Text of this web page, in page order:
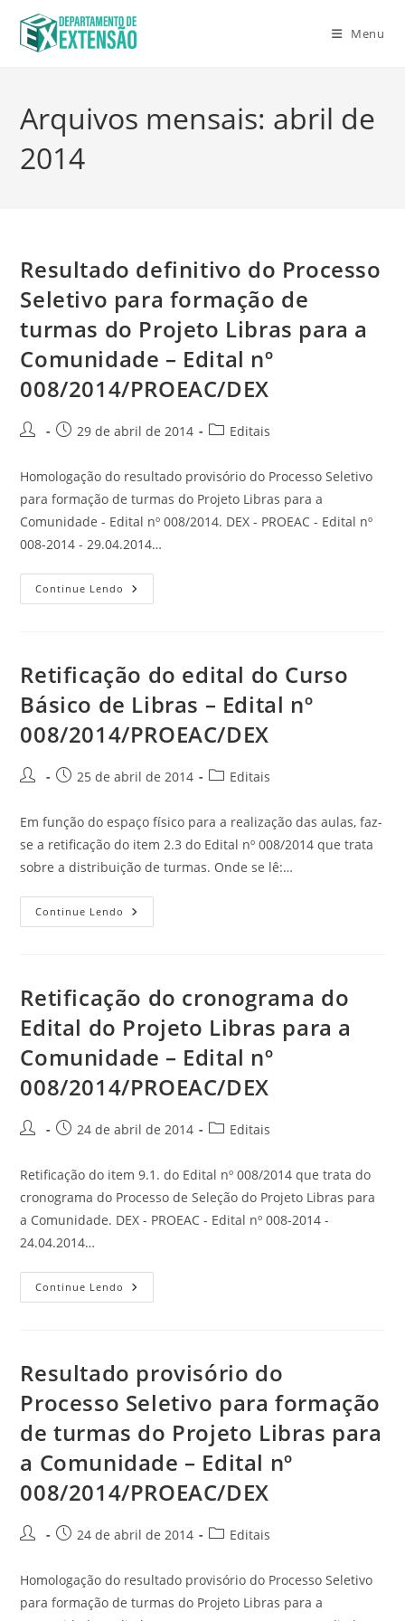
Menu
Arquivos mensais: abril de
2014
Resultado definitivo do Processo
Seletivo para formação de
turmas do Projeto Libras para a
Comunidade – Edital nº
008/2014/PROEAC/DEX
29 de abril de 2014 Editais
Homologação do resultado provisório do Processo Seletivo
para formação de turmas do Projeto Libras para a
Comunidade - Edital nº 008/2014. DEX - PROEAC - Edital nº
008-2014 - 29.04.2014…
Continue Lendo
Retificação do edital do Curso
Básico de Libras – Edital nº
008/2014/PROEAC/DEX
25 de abril de 2014 Editais
Em função do espaço físico para a realização das aulas, faz-
se a retificação do item 2.3 do Edital nº 008/2014 que trata
sobre a distribuição de turmas. Onde se lê:…
Continue Lendo
Retificação do cronograma do
Edital do Projeto Libras para a
Comunidade – Edital nº
008/2014/PROEAC/DEX
24 de abril de 2014 Editais
Retificação do item 9.1. do Edital nº 008/2014 que trata do
cronograma do Processo de Seleção do Projeto Libras para
a Comunidade. DEX - PROEAC - Edital nº 008-2014 -
24.04.2014…
Continue Lendo
Resultado provisório do
Processo Seletivo para formação
de turmas do Projeto Libras para
a Comunidade – Edital nº
008/2014/PROEAC/DEX
24 de abril de 2014 Editais
Homologação do resultado provisório do Processo Seletivo
para formação de turmas do Projeto Libras para a